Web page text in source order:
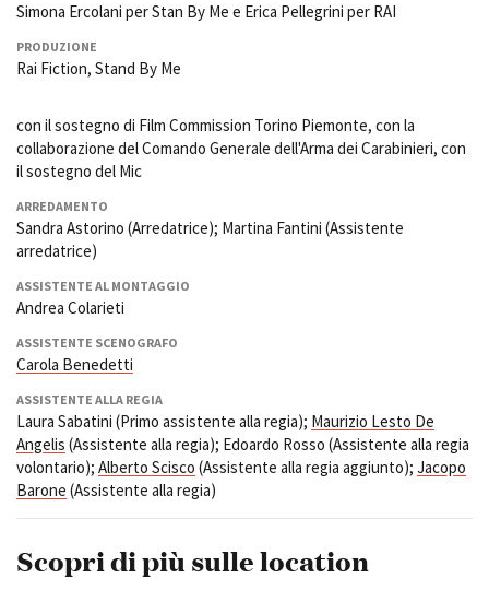
Simona Ercolani per Stan By Me e Erica Pellegrini per RAI
PRODUZIONE
Rai Fiction, Stand By Me
con il sostegno di Film Commission Torino Piemonte, con la
collaborazione del Comando Generale dell'Arma dei Carabinieri, con
il sostegno del Mic
ARREDAMENTO
Sandra Astorino (Arredatrice); Martina Fantini (Assistente
arredatrice)
ASSISTENTE AL MONTAGGIO
Andrea Colarieti
ASSISTENTE SCENOGRAFO
Carola Benedetti
ASSISTENTE ALLA REGIA
Laura Sabatini (Primo assistente alla regia); Maurizio Lesto De
Angelis (Assistente alla regia); Edoardo Rosso (Assistente alla regia
volontario); Alberto Scisco (Assistente alla regia aggiunto); Jacopo
Barone (Assistente alla regia)
Scopri di più sulle location